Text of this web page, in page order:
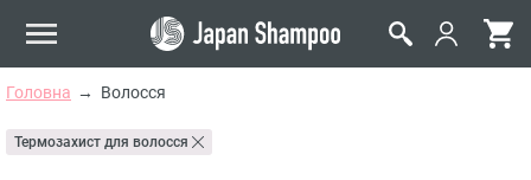
Головна Волосся
Термозахист для волосся